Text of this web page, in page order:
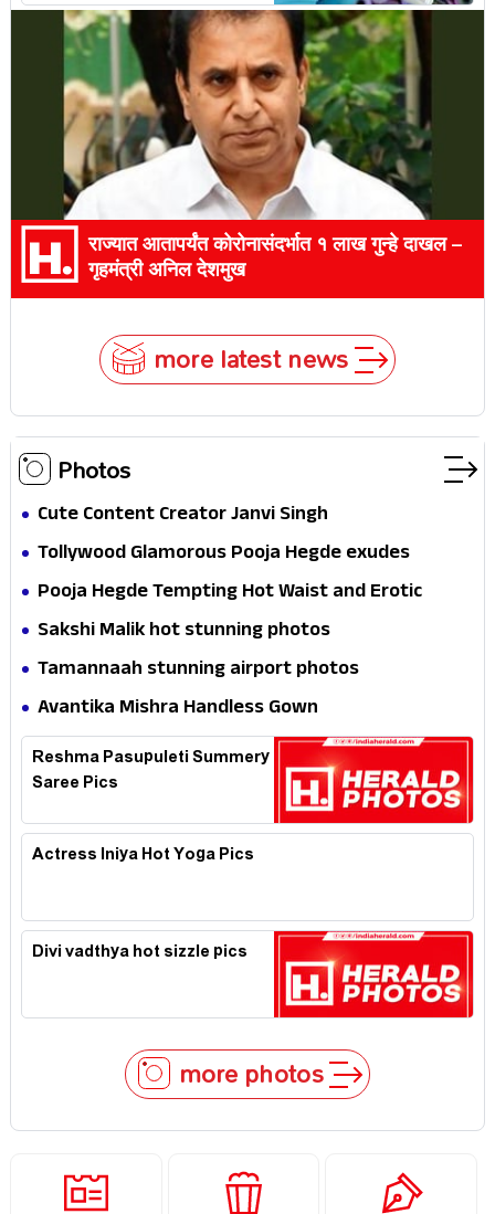
राज्यात आतापर्यंत कोरोनासंदर्भात १ लाख गुन्हे दाखल –
गृहमंत्री अनिल देशमुख
more latest news
Photos
Cute Content Creator Janvi Singh
Tollywood Glamorous Pooja Hegde exudes
Hotness
Pooja Hegde Tempting Hot Waist and Erotic
Expression in Black Saree
Sakshi Malik hot stunning photos
Tamannaah stunning airport photos
Avantika Mishra Handless Gown
Reshma Pasupuleti Summery
Saree Pics
Actress Iniya Hot Yoga Pics
Divi vadthya hot sizzle pics
more photos